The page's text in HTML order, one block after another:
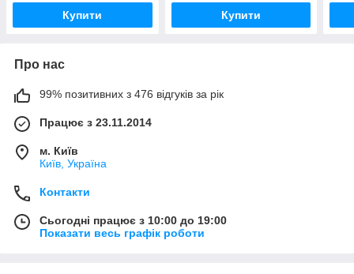
Купити Купити
Про нас
99% позитивних з 476 відгуків за рік
Працює з 23.11.2014
м. Київ
Київ, Україна
Контакти
Сьогодні працює з 10:00 до 19:00
Показати весь графік роботи